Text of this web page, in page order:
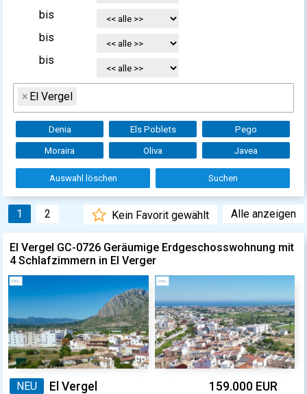
bis
bis
bis
× El Vergel
Denia Els Poblets Pego
Moraira Oliva Javea
Auswahl löschen Suchen
1 2 Alle anzeigen
Kein Favorit gewählt
El Vergel GC-0726 Geräumige Erdgeschosswohnung mit
4 Schlafzimmern in El Verger
NEU El Vergel 159.000 EUR